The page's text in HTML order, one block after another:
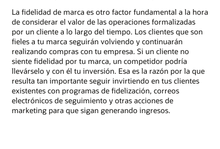
La fidelidad de marca es otro factor fundamental a la hora
de considerar el valor de las operaciones formalizadas
por un cliente a lo largo del tiempo. Los clientes que son
fieles a tu marca seguirán volviendo y continuarán
realizando compras con tu empresa. Si un cliente no
siente fidelidad por tu marca, un competidor podría
llevárselo y con él tu inversión. Esa es la razón por la que
resulta tan importante seguir invirtiendo en tus clientes
existentes con programas de fidelización, correos
electrónicos de seguimiento y otras acciones de
marketing para que sigan generando ingresos.